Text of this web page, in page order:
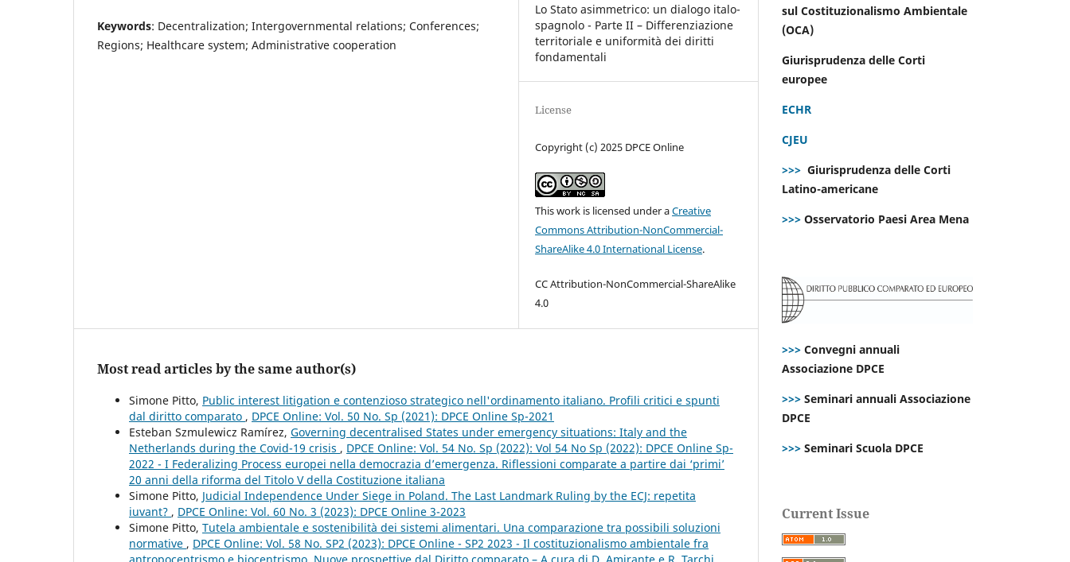
Keywords: Decentralization; Intergovernmental relations; Conferences;
Regions; Healthcare system; Administrative cooperation
Lo Stato asimmetrico: un dialogo italo-
spagnolo - Parte II – Differenziazione
territoriale e uniformità dei diritti
fondamentali
License
Copyright (c) 2025 DPCE Online
This work is licensed under aCreative
Commons Attribution-NonCommercial-
ShareAlike 4.0 International License.
CC Attribution-NonCommercial-ShareAlike
4.0
Most read articles by the same author(s)
Simone Pitto, Public interest litigation e contenzioso strategico nell'ordinamento italiano. Profili critici e spunti
dal diritto comparato , DPCE Online: Vol. 50 No. Sp (2021): DPCE Online Sp-2021
Esteban Szmulewicz Ramírez, Governing decentralised States under emergency situations: Italy and the
Netherlands during the Covid-19 crisis , DPCE Online: Vol. 54 No. Sp (2022): Vol 54 No Sp (2022): DPCE Online Sp-
2022 - I Federalizing Process europei nella democrazia d’emergenza. Riflessioni comparate a partire dai ‘primi’
20 anni della riforma del Titolo V della Costituzione italiana
Simone Pitto, Judicial Independence Under Siege in Poland. The Last Landmark Ruling by the ECJ: repetita
iuvant? , DPCE Online: Vol. 60 No. 3 (2023): DPCE Online 3-2023
Simone Pitto, Tutela ambientale e sostenibilità dei sistemi alimentari. Una comparazione tra possibili soluzioni
normative , DPCE Online: Vol. 58 No. SP2 (2023): DPCE Online - SP2 2023 - Il costituzionalismo ambientale fra
antropocentrismo e biocentrismo. Nuove prospettive dal Diritto comparato – A cura di D. Amirante e R. Tarchi
sul Costituzionalismo Ambientale
(OCA)
Giurisprudenza delle Corti
europee
ECHR
CJEU
>>> Giurisprudenza delle Corti
Latino-americane
>>> Osservatorio Paesi Area Mena
>>> Convegni annuali
Associazione DPCE
>>> Seminari annuali Associazione
DPCE
>>> Seminari Scuola DPCE
Current Issue